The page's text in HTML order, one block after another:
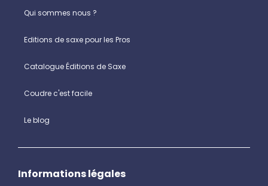
Qui sommes nous ?
Editions de saxe pour les Pros
Catalogue Éditions de Saxe
Coudre c'est facile
Le blog
Informations légales